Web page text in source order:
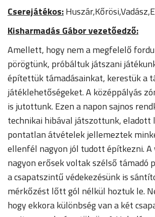
Cserejátékos:
Kisharmadás Gábor vezetőedző:
Amellett, hogy nem a megfelelő
pörögtünk, próbáltuk játszani
építettük támadásainkat, kerestük a
játéklehetőségeket. A középpályás
is jutottunk. Ezen a napon sajnos
technikai hibával játszottunk, eladott
pontatlan átvételek jellemeztek
ellenfél nagyon jól tudott építkezni. A
nagyon erősek voltak szélső támadó
a csapatszintű védekezésünk is
mérkőzést lőtt gól nélkül hoztuk le.
hogy ekkora különbség van a két